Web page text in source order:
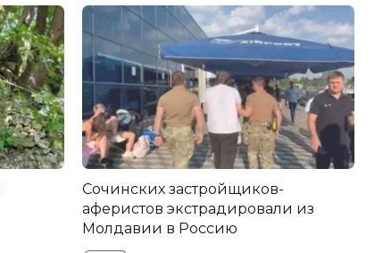
Сочинских застройщиков-
аферистов экстрадировали из
Молдавии в Россию